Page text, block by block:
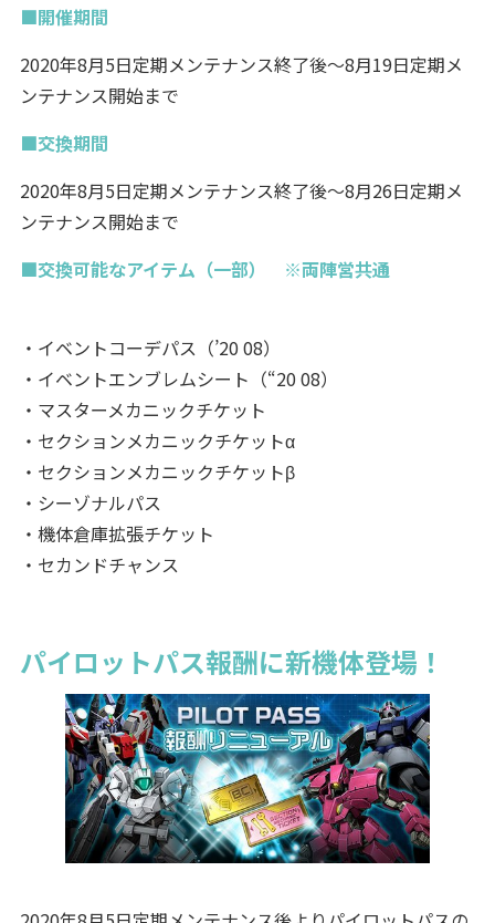
■開催期間
2020年8月5日定期メンテナンス終了後～8月19日定期メ
ンテナンス開始まで
■交換期間
2020年8月5日定期メンテナンス終了後～8月26日定期メ
ンテナンス開始まで
■交換可能なアイテム（一部） ※両陣営共通
・イベントコーデパス（’20 08）
・イベントエンブレムシート（“20 08）
・マスターメカニックチケット
・セクションメカニックチケットα
・セクションメカニックチケットβ
・シーゾナルパス
・機体倉庫拡張チケット
・セカンドチャンス
パイロットパス報酬に新機体登場！